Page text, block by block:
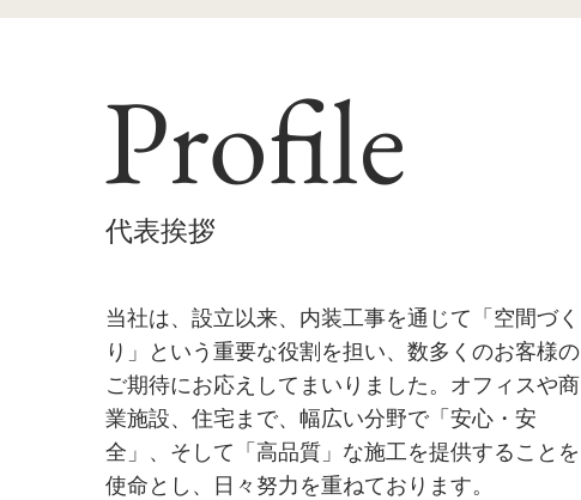
Profile
​代表挨拶
当社は、設立以来、内装工事を通じて「空間づく
り」という重要な役割を担い、数多くのお客様の
ご期待にお応えしてまいりました。オフィスや商
業施設、住宅まで、幅広い分野で「安心・安
全」、そして「高品質」な施工を提供することを
使命とし、日々努力を重ねております。